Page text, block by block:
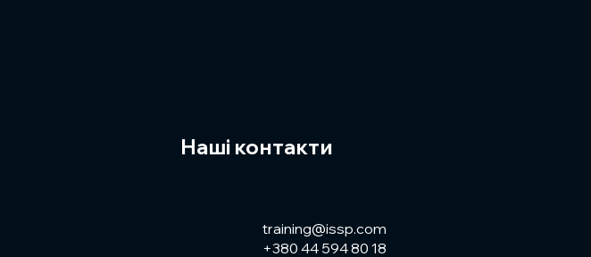
Наші контакти
training@issp.com
+380 44 594 80 18